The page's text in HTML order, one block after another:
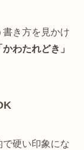
き方を見かけ
かわたれどき」
で硬い印象にな